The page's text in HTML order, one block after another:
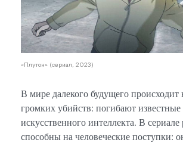
«Плутон» (сериал, 2023)
В мире далекого будущего происходит
громких убийств: погибают
искусственного интеллекта. В
способны на человеческие поступки: